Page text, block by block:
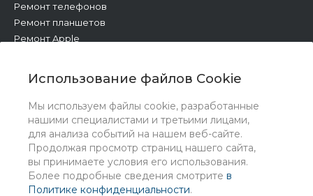
Использование файлов Cookie
Мы используем файлы cookie, разработанные
нашими специалистами и третьими лицами,
для анализа событий на нашем веб-сайте.
Продолжая просмотр страниц нашего сайта,
вы принимаете условия его использования.
Более подробные сведения смотрите в
Политике конфиденциальности.
Ремонт телефонов
Ремонт планшетов
Ремонт Apple